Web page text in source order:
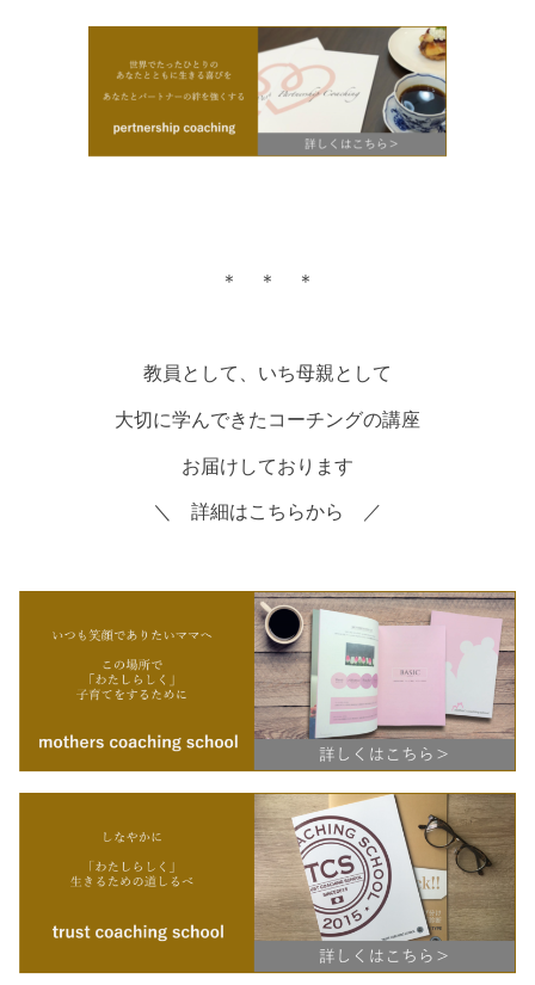
＊ ＊ ＊
教員として、いち母親として
大切に学んできたコーチングの講座
お届けしております
＼ 詳細はこちらから ／